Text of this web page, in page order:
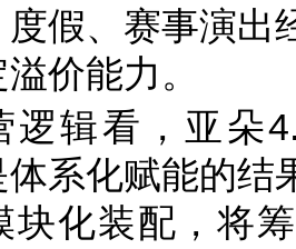
假、赛事演出
价能力。
逻辑看，亚朵
系化赋能的结
块化装配，将